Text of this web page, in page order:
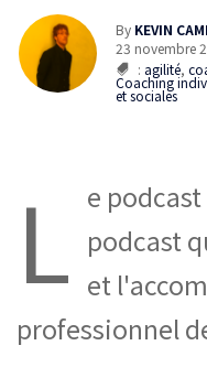
By KEVIN
23 novembre
: agilité,
Coaching
et sociales
L e
podcast
et
professionnel